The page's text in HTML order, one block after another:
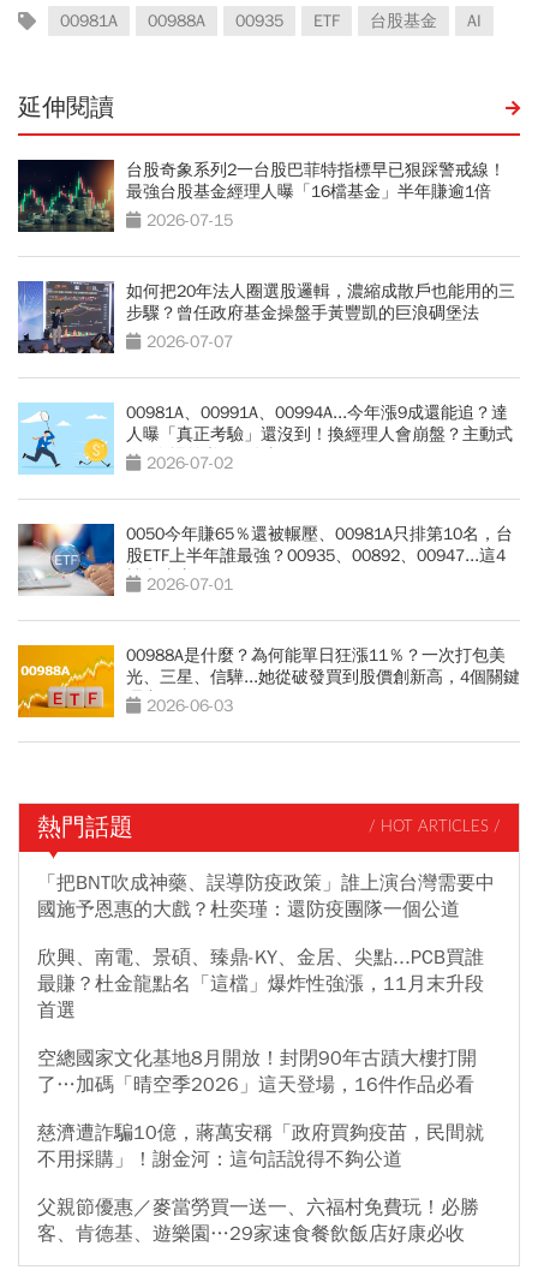
00981A 00988A 00935 ETF 台股基金 AI
延伸閱讀
台股奇象系列2一台股巴菲特指標早已狠踩警戒線！
最強台股基金經理人曝「16檔基金」半年賺逾1倍
2026-07-15
如何把20年法人圈選股邏輯，濃縮成散戶也能用的三
步驟？曾任政府基金操盤手黃豐凱的巨浪碉堡法
2026-07-07
00981A、00991A、00994A...今年漲9成還能追？達
人曝「真正考驗」還沒到！換經理人會崩盤？主動式
ETF進場前必知3件事
2026-07-02
0050今年賺65％還被輾壓、00981A只排第10名，台
股ETF上半年誰最強？00935、00892、00947...這4
檔翻倍賺
2026-07-01
00988A是什麼？為何能單日狂漲11％？一次打包美
光、三星、信驊...她從破發買到股價創新高，4個關鍵
理由2026-06-03
熱門話題 / HOT ARTICLES /
「把BNT吹成神藥、誤導防疫政策」誰上演台灣需要中
國施予恩惠的大戲？杜奕瑾：還防疫團隊一個公道
欣興、南電、景碩、臻鼎-KY、金居、尖點...PCB買誰
最賺？杜金龍點名「這檔」爆炸性強漲，11月末升段
首選
空總國家文化基地8月開放！封閉90年古蹟大樓打開
了…加碼「晴空季2026」這天登場，16件作品必看
慈濟遭詐騙10億，蔣萬安稱「政府買夠疫苗，民間就
不用採購」！謝金河：這句話說得不夠公道
父親節優惠／麥當勞買一送一、六福村免費玩！必勝
客、肯德基、遊樂園…29家速食餐飲飯店好康必收